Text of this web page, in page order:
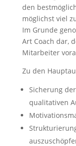
den
möglichst viel
Im Grunde
Art Coach dar,
Mitarbeiter
Zu den
Sicherung
qualitativen